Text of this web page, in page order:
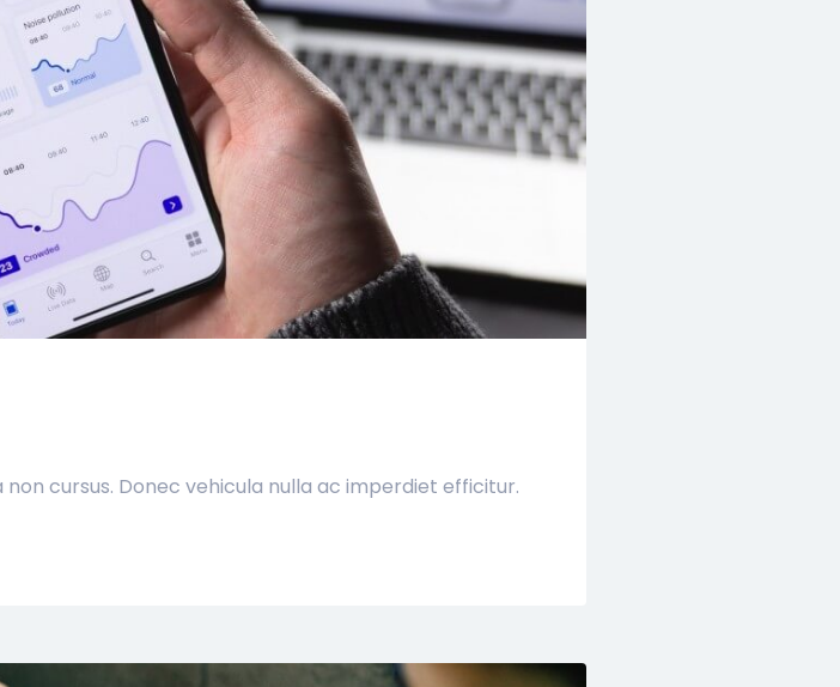
cursus. Donec vehicula nulla ac imperdiet efficitur.